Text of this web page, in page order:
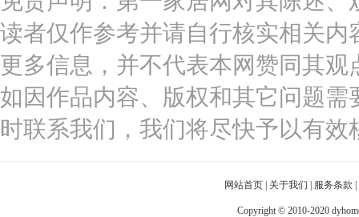
读者仅作参考并请自行核实相关内
更多信息，并不代表本网赞同其
如因作品内容、版权和其它问题
时联系我们，我们将尽快予以有
网站首页 关于我们 服务条款
Copyright © 2010-2020